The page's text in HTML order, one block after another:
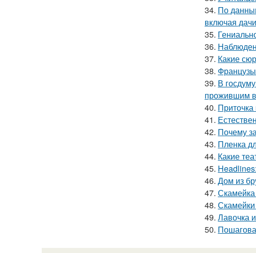
34. По
включая
35.
36.
37. Какие
38.
39. В
прожившим
40. Приточка
41.
42. Почему
43. Пленка
44. Какие
45. Headlines:
46. Дом из
47.
48.
49. Лавочка
50.